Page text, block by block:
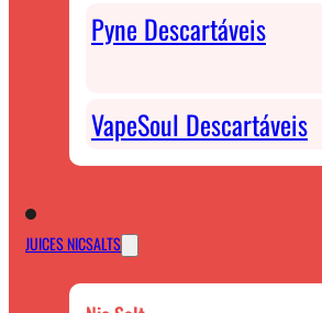
Pyne Descartáveis
VapeSoul Descartáveis
JUICES NICSALTS